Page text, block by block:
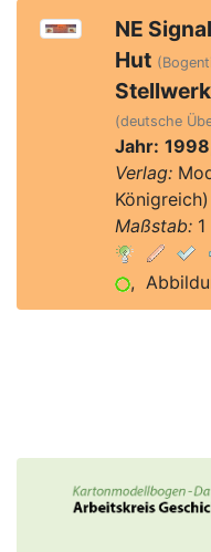
NE
Hut
(deutsche
Jahr: 1998
Verlag:
Königreich)
Maßstab:1
,